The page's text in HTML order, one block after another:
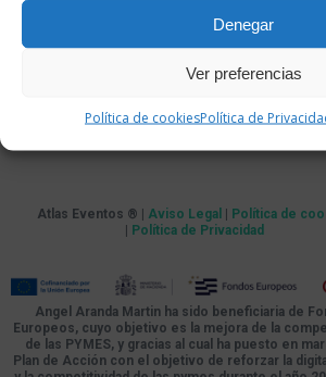
Denegar
Ver preferencias
Política de cookiesPolítica de
Atlas Eventos ® | Aviso Legal | Política de
| Política de Privacidad
Angel Aranda Martin ha sido beneficiaria de
Europeos, cuyo objetivo es la mejora de la
de las PYMES, y gracias al cual ha puesto en
Plan de Acción con el objetivo de reforzar la